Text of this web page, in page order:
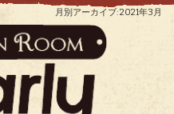
月別アーカイブ: 2021年3月